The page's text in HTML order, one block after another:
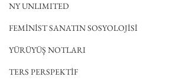
NY UNLIMITED
FEMİNİST SANATIN SOSYOLOJİSİ
YÜRÜYÜŞ NOTLARI
TERS PERSPEKTİF